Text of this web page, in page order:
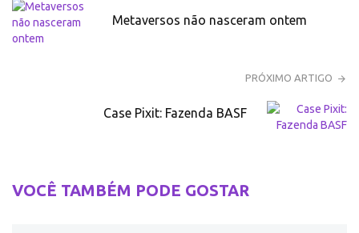
Metaversos não nasceram ontem
PRÓXIMO ARTIGO
Case Pixit: Fazenda BASF
VOCÊ TAMBÉM PODE GOSTAR